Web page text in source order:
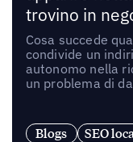
trovino in
Cosa succede
condivide un
autonomo nella
un problema di
Blogs SEO